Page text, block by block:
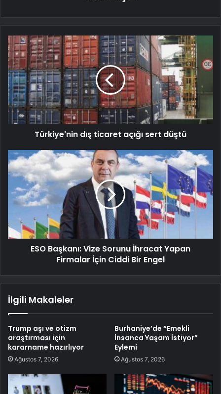
Türkiye'nin dış ticaret açığı sert düştü
ESO Başkanı: Vize Sorunu İhracat Yapan
Firmalar İçin Ciddi Bir Engel
İlgili Makaleler
Trump aşı ve otizm
araştırması için
kararname hazırlıyor
Ağustos 7, 2026
Burhaniye’de “Emekli
İnsanca Yaşam İstiyor”
Eylemi
Ağustos 7, 2026